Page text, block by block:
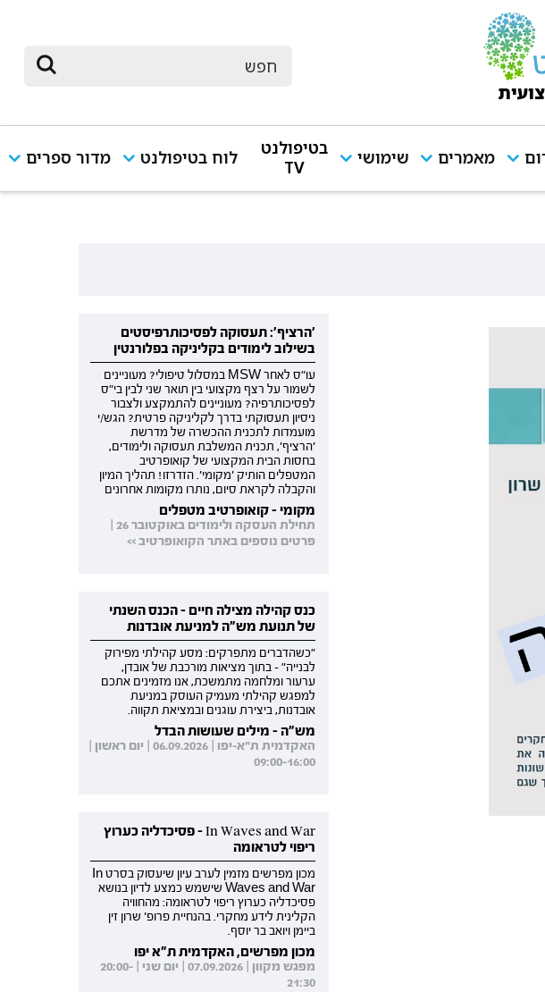
מאמרים שימושי
בטיפולנט
TV
לוח בטיפולנט מדור ספרים
'הרציף': תעסוקה לפסיכותרפיסטים
בשילוב לימודים בקליניקה בפלורנטין
עו"ס לאחר MSW במסלול טיפולי? מעוניינים
לשמור על רצף מקצועי בין תואר שני לבין בי"ס
לפסיכותרפיה? מעוניינים להתמקצע ולצבור
ניסיון תעסוקתי בדרך לקליניקה פרטית? הגש/י
מועמדות לתכנית ההכשרה של מדרשת
'הרציף', תכנית המשלבת תעסוקה ולימודים,
בחסות הבית המקצועי של קואופרטיב
המטפלים הותיק 'מקומי'. הזדרזו! תהליך המיון
והקבלה לקראת סיום, נותרו מקומות אחרונים
מקומי - קואופרטיב מטפלים
תחילת העסקה ולימודים באוקטובר 26 |
פרטים נוספים באתר הקואופרטיב >>
כנס קהילה מצילה חיים - הכנס השנתי
של תנועת מש"ה למניעת אובדנות
"כשהדברים מתפרקים: מסע קהילתי מפירוק
לבנייה" - בתוך מציאות מורכבת של אובדן,
ערעור ומלחמה מתמשכת, אנו מזמינים אתכם
למפגש קהילתי מעמיק העוסק במניעת
אובדנות, ביצירת עוגנים ובמציאת תקווה.
מש"ה - מילים שעושות הבדל
האקדמית ת"א-יפו | 06.09.2026 | יום ראשון |
09:00-16:00
In Waves and War - פסיכדליה כערוץ
ריפוי לטראומה
מכון מפרשים מזמין לערב עיון שיעסוק בסרט In
Waves and War שישמש כמצע לדיון בנושא
פסיכדליה כערוץ ריפוי לטראומה: מהחוויה
הקלינית לידע מחקרי. בהנחיית פרופ' שרון זין
ביימן ויואב בר יוסף.
מכון מפרשים, האקדמית ת"א יפו
מפגש מקוון | 07.09.2026 | יום שני | 20:00-
21:30